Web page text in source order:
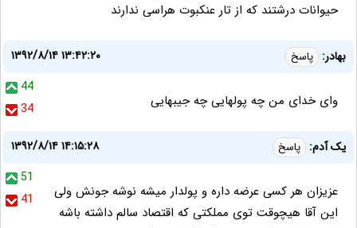
حیوانات درشتند که از تار عنکبوت هراسی ندارند
بهادر: پاسخ
۱۳۹۲/۸/۱۴ ۱۳:۴۲:۲۰
44
34
وای خدای من چه پولهایی چه جیبهایی
یک آدم: پاسخ
۱۳۹۲/۸/۱۴ ۱۴:۱۵:۲۸
51
41
عزیزان هر کسی عرضه داره و پولدار میشه نوشه جونش ولی
این آقا هیچوقت توی مملکتی که اقتصاد سالم داشته باشه